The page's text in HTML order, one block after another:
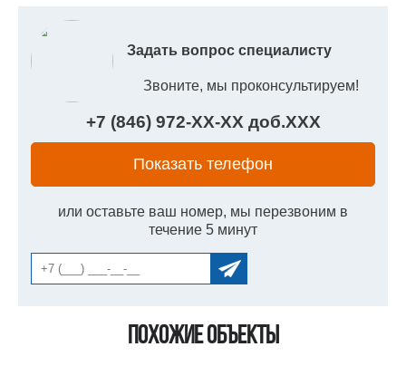
Задать вопрос специалисту
Звоните, мы проконсультируем!
+7 (846) 972-XX-XX доб.XXX
Показать телефон
или оставьте ваш номер, мы перезвоним в
течение 5 минут
Похожие объекты